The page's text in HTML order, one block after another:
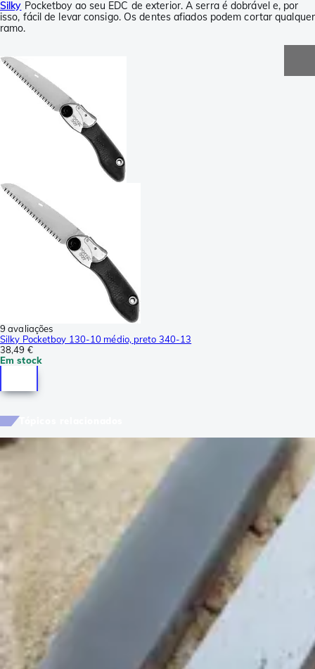
Silky Pocketboy ao seu EDC de exterior. A serra é dobrável e, por
isso, fácil de levar consigo. Os dentes afiados podem cortar qualquer
ramo.
9 avaliações
Silky Pocketboy 130-10 médio, preto 340-13
38,49 €
Em stock